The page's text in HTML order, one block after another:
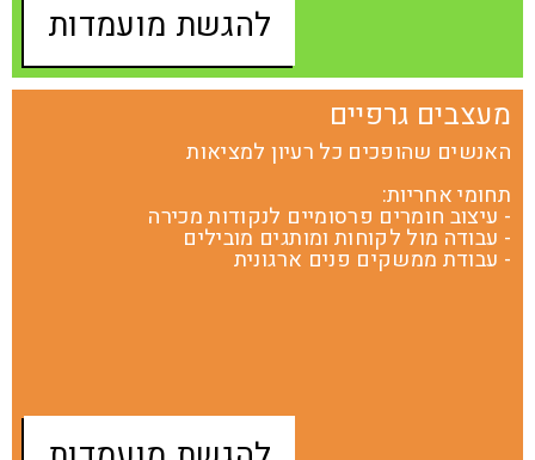
להגשת מועמדות
מעצבים גרפיים
האנשים שהופכים כל רעיון למציאות
תחומי אחריות:
- עיצוב חומרים פרסומיים לנקודות מכירה
- עבודה מול לקוחות ומותגים מובילים
- עבודת ממשקים פנים ארגונית